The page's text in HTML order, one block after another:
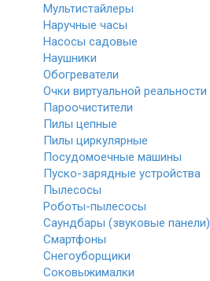
Мультистайлеры
Наручные часы
Насосы садовые
Наушники
Обогреватели
Очки виртуальной реальности
Пароочистители
Пилы цепные
Пилы циркулярные
Посудомоечные машины
Пуско-зарядные устройства
Пылесосы
Роботы-пылесосы
Саундбары (звуковые панели)
Смартфоны
Снегоуборщики
Соковыжималки